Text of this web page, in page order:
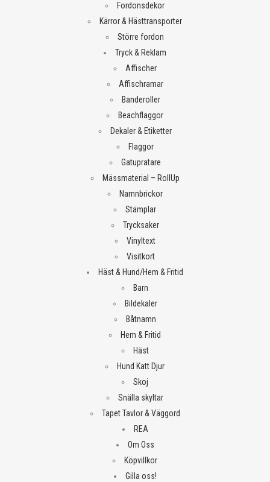
Fordonsdekor
Kärror & Hästtransporter
Större fordon
Tryck & Reklam
Affischer
Affischramar
Banderoller
Beachflaggor
Dekaler & Etiketter
Flaggor
Gatupratare
Mässmaterial – RollUp
Namnbrickor
Stämplar
Trycksaker
Vinyltext
Visitkort
Häst & Hund/Hem & Fritid
Barn
Bildekaler
Båtnamn
Hem & Fritid
Häst
Hund Katt Djur
Skoj
Snälla skyltar
Tapet Tavlor & Väggord
REA
Om Oss
Köpvillkor
Gilla oss!